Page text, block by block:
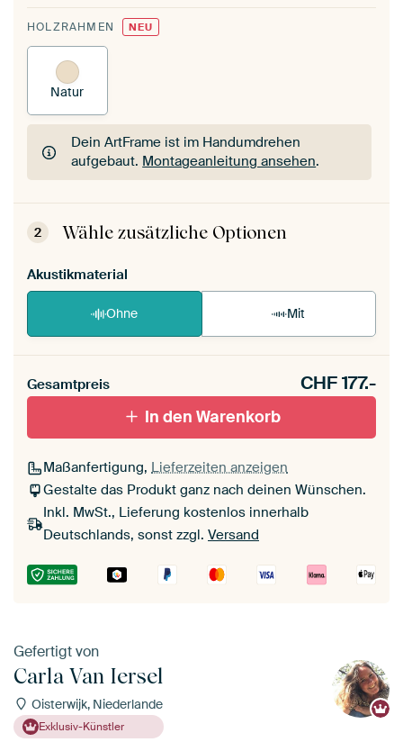
HOLZRAHMEN NEU
Natur
Dein ArtFrame ist im Handumdrehen
aufgebaut. Montageanleitung ansehen.
Dein ArtFrame ist im Handumdrehen
aufgebaut.Montageanleitung ansehen
2 Wähle zusätzliche Optionen
Akustikmaterial
Ohne Mit
Gesamtpreis CHF177.-
In den Warenkorb
Maßanfertigung, Lieferzeiten anzeigen
Gestalte das Produkt ganz nach deinen Wünschen.
Inkl. MwSt., Lieferung kostenlos innerhalb
Deutschlands, sonst zzgl. Versand
Gefertigt von
Carla Van Iersel
Oisterwijk, Niederlande
Exklusiv-Künstler